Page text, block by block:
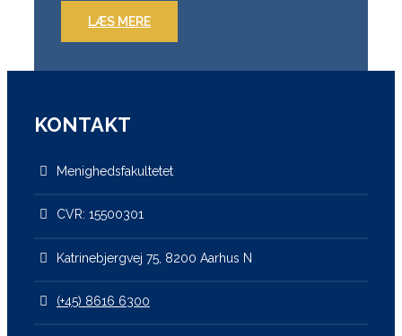
LÆS MERE
KONTAKT
Menighedsfakultetet
CVR: 15500301
Katrinebjergvej 75, 8200 Aarhus N
(+45) 8616 6300